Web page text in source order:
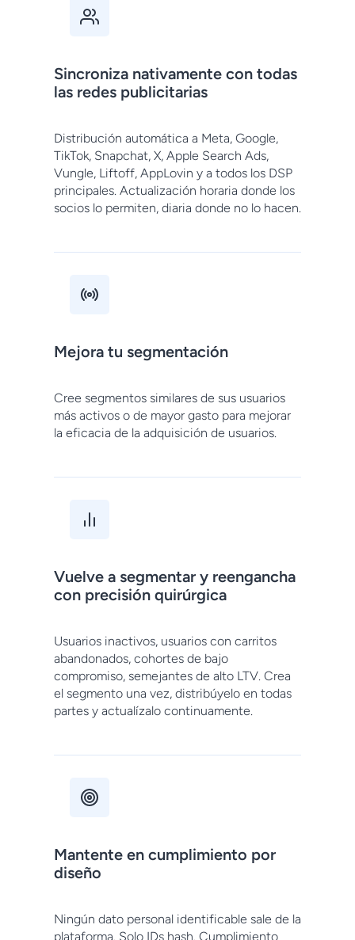
Sincroniza nativamente con todas
las redes publicitarias
Distribución automática a Meta, Google,
TikTok, Snapchat, X, Apple Search Ads,
Vungle, Liftoff, AppLovin y a todos los DSP
principales. Actualización horaria donde los
socios lo permiten, diaria donde no lo hacen.
Mejora tu segmentación
Cree segmentos similares de sus usuarios
más activos o de mayor gasto para mejorar
la eficacia de la adquisición de usuarios.
Vuelve a segmentar y reengancha
con precisión quirúrgica
Usuarios inactivos, usuarios con carritos
abandonados, cohortes de bajo
compromiso, semejantes de alto LTV. Crea
el segmento una vez, distribúyelo en todas
partes y actualízalo continuamente.
Mantente en cumplimiento por
diseño
Ningún dato personal identificable sale de la
plataforma. Solo IDs hash. Cumplimiento